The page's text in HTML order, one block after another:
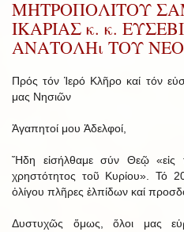
ΜΗΤΡΟΠΟΛΙΤΟΥ
ΙΚΑΡΙΑΣ κ. κ.
ΑΝΑΤΟΛΗι ΤΟΥ
Πρός τόν Ἱερό Κλῆρο καί τόν
μας Νησιῶν
Ἀγαπητοί μου Ἀδελφοί,
Ἤδη εἰσήλθαμε σύν Θεῷ «εἰς
χρηστότητος τοῦ Κυρίου». Τό
ὀλίγου πλῆρες ἐλπίδων καί
Δυστυχῶς ὅμως, ὅλοι μας